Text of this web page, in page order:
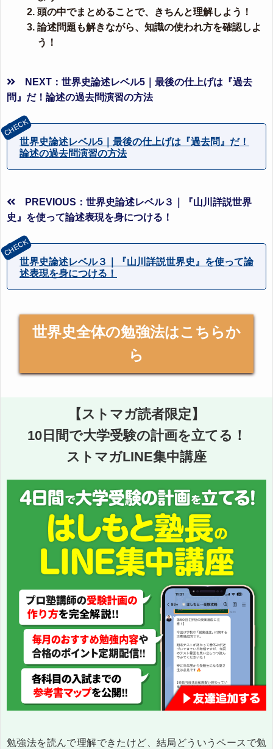
頭の中でまとめることで、きちんと理解しよう！
論述問題も解きながら、知識の使われ方を確認しよ
う！
NEXT：世界史論述レベル5｜最後の仕上げは『過去
問』だ！論述の過去問演習の方法
世界史論述レベル5｜最後の仕上げは『過去問』だ！
論述の過去問演習の方法
PREVIOUS：世界史論述レベル３｜『山川詳説世界
史』を使って論述表現を身につける！
世界史論述レベル３｜『山川詳説世界史』を使って論
述表現を身につける！
世界史全体の勉強法はこちらか
ら
【ストマガ読者限定】
10日間で大学受験の計画を立てる！
ストマガLINE集中講座
勉強法を読んで理解できたけど、結局どういうペースで勉